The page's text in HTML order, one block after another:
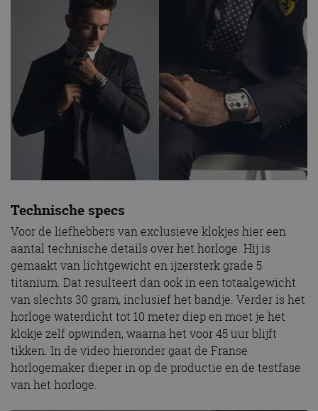
Technische specs
Voor de liefhebbers van exclusieve klokjes hier een
aantal technische details over het horloge. Hij is
gemaakt van lichtgewicht en ijzersterk grade 5
titanium. Dat resulteert dan ook in een totaalgewicht
van slechts 30 gram, inclusief het bandje. Verder is het
horloge waterdicht tot 10 meter diep en moet je het
klokje zelf opwinden, waarna het voor 45 uur blijft
tikken. In de video hieronder gaat de Franse
horlogemaker dieper in op de productie en de testfase
van het horloge.